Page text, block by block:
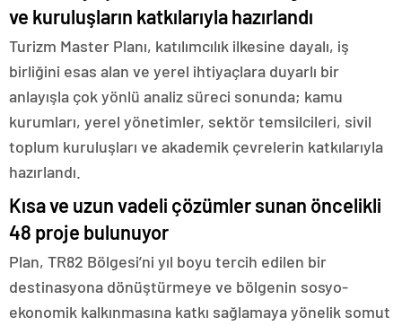
ve kuruluşların katkılarıyla hazırlandı
Turizm Master Planı, katılımcılık ilkesine dayalı, iş
birliğini esas alan ve yerel ihtiyaçlara duyarlı bir
anlayışla çok yönlü analiz süreci sonunda; kamu
kurumları, yerel yönetimler, sektör temsilcileri, sivil
toplum kuruluşları ve akademik çevrelerin katkılarıyla
hazırlandı.
Kısa ve uzun vadeli çözümler sunan öncelikli
48 proje bulunuyor
Plan, TR82 Bölgesi’ni yıl boyu tercih edilen bir
destinasyona dönüştürmeye ve bölgenin sosyo-
ekonomik kalkınmasına katkı sağlamaya yönelik somut